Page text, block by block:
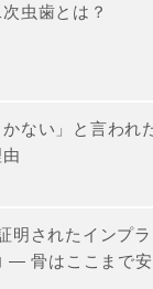
虫歯とは？
かない」と言われ
明されたインプ
― 骨はここまで安